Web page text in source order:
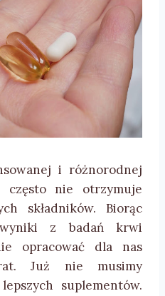
i różnorodnej
często nie otrzymuje
składników. Biorąc
z badań krwi
opracować dla nas
Już nie musimy
suplementów.